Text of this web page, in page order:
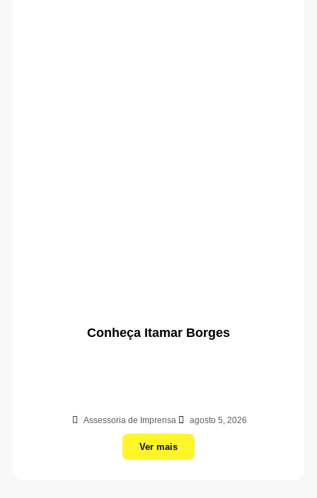
Conheça Itamar Borges
Assessoria de Imprensa agosto 5, 2026
Ver mais